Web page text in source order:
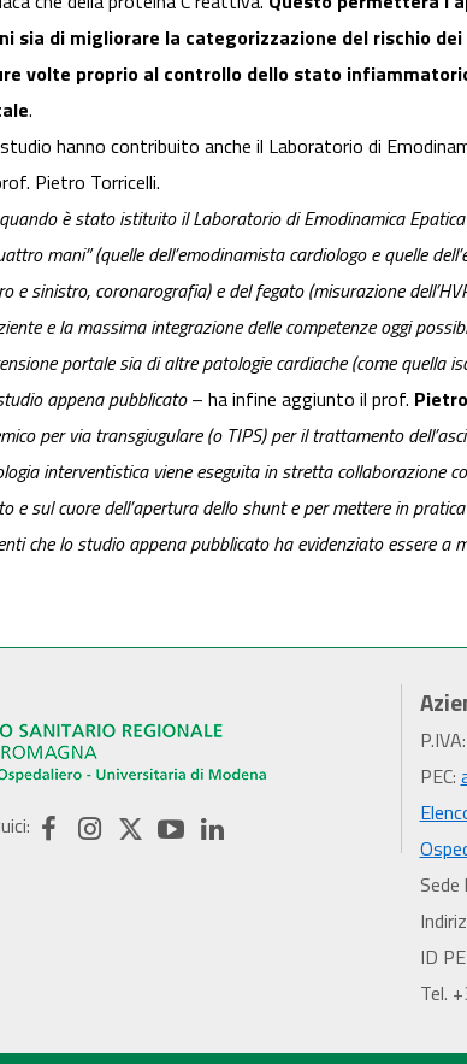
sia di migliorare la categorizzazione del rischio
volte proprio al controllo dello stato
.
hanno contribuito anche il Laboratorio di
Pietro Torricelli.
è stato istituito il Laboratorio di Emodinamica
mani” (quelle dell’emodinamista cardiologo e quelle
e sinistro, coronarografia) e del fegato (misurazione
e la massima integrazione delle competenze oggi
portale sia di altre patologie cardiache (come quella
appena pubblicato– ha infine aggiunto il prof.
per via transgiugulare (o TIPS) per il trattamento
interventistica viene eseguita in stretta collaborazione
e sul cuore dell’apertura dello shunt e per mettere in
che lo studio appena pubblicato ha evidenziato essere a
PEC:
ID
Tel.